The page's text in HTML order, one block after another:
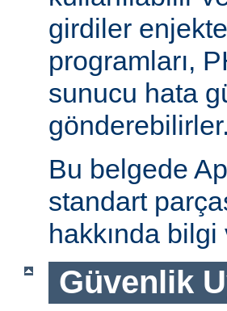
girdiler
programları,
sunucu hata
gönderebilirler.
Bu belgede
standart
hakkında
Güvenlik